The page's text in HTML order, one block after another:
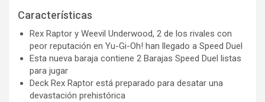
Características
Rex Raptor y Weevil Underwood, 2 de los rivales con
peor reputación en Yu-Gi-Oh! han llegado a Speed Duel
Esta nueva baraja contiene 2 Barajas Speed Duel listas
para jugar
Deck Rex Raptor está preparado para desatar una
devastación prehistórica